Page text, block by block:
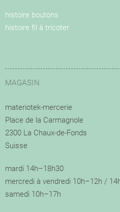
histoire boutons
histoire fil à tricoter
MAGASIN
materiotek-mercerie
Place de la Carmagnole
2300 La Chaux-de-Fonds
Suisse
mardi 14h–18h30
mercredi à vendredi 10h–12h /
samedi 10h–17h